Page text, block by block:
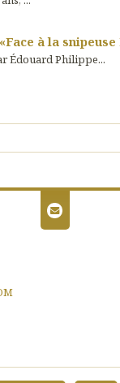
à la snipeuse
Édouard Philippe...